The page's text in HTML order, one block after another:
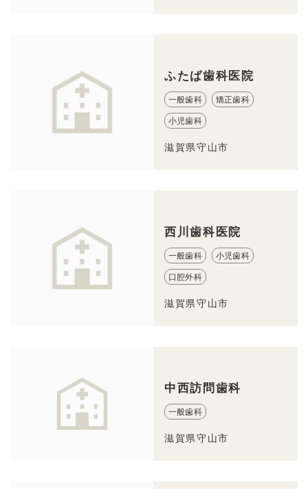
ふたば歯科医院
一般歯科 矯正歯科
小児歯科
滋賀県守山市
西川歯科医院
一般歯科 小児歯科
口腔外科
滋賀県守山市
中西訪問歯科
一般歯科
滋賀県守山市